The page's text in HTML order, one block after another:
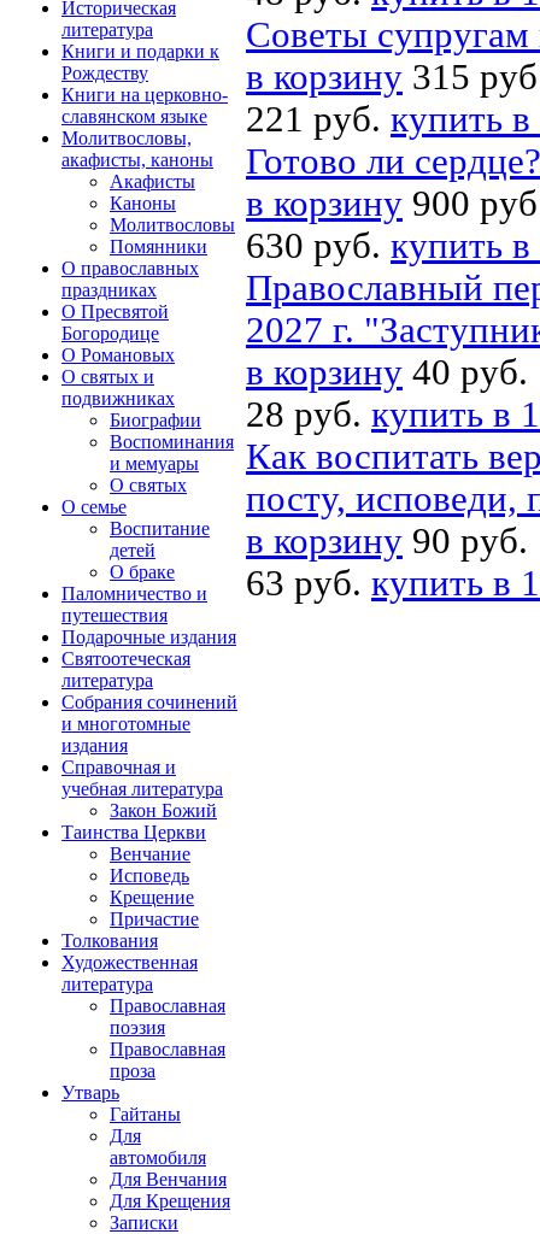
Историческая
литература
Книги и подарки к
Рождеству
Книги на церковно-
славянском языке
Молитвословы,
акафисты, каноны
Акафисты
Каноны
Молитвословы
Помянники
О православных
праздниках
О Пресвятой
Богородице
О Романовых
О святых и
подвижниках
Биографии
Воспоминания
и мемуары
О святых
О семье
Воспитание
детей
О браке
Паломничество и
путешествия
Подарочные издания
Святоотеческая
литература
Собрания сочинений
и многотомные
издания
Справочная и
учебная литература
Закон Божий
Таинства Церкви
Венчание
Исповедь
Крещение
Причастие
Толкования
Художественная
литература
Православная
поэзия
Православная
проза
Утварь
Гайтаны
Для
автомобиля
Для Венчания
Для Крещения
Записки
Советы
в корзину 315
221 руб. купить
Готово ли сердце?
в корзину 900
630 руб. купить
Православный
2027 г.
в корзину 40 руб.
28 руб. купить в
Как воспитать
посту, исповеди,
в корзину 90 руб.
63 руб. купить в